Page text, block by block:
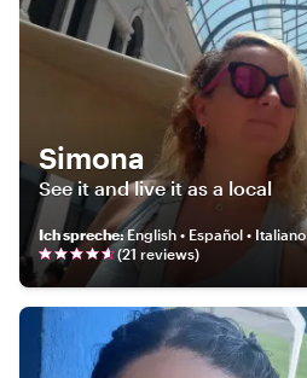
Simona
See it and live it as a local
Ich spreche:English • Español • Italiano
(21 reviews)